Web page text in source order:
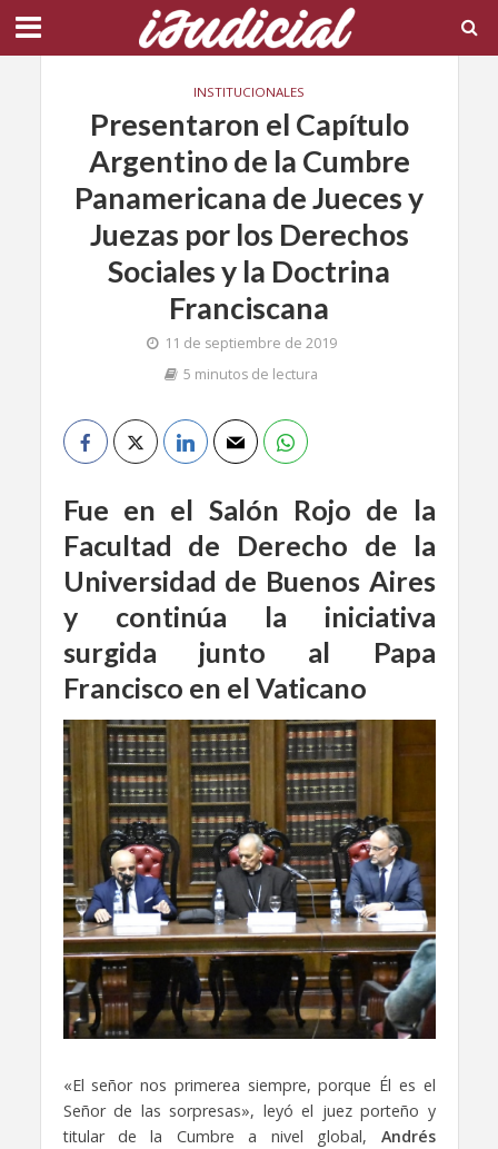
INSTITUCIONALES
Presentaron el Capítulo
Argentino de la Cumbre
Panamericana de Jueces y
Juezas por los Derechos
Sociales y la Doctrina
Franciscana
11 de septiembre de 2019
5 minutos de lectura
Fue en el Salón Rojo de la
Facultad de Derecho de la
Universidad de Buenos Aires
y continúa la iniciativa
surgida junto al Papa
Francisco en el Vaticano
«El señor nos primerea siempre, porque Él es el
Señor de las sorpresas», leyó el juez porteño y
titular de la Cumbre a nivel global, Andrés